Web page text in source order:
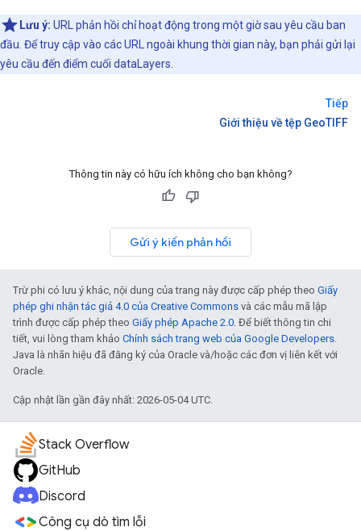
Lưu ý: URL phản hồi chỉ hoạt động trong một giờ sau yêu cầu ban
đầu. Để truy cập vào các URL ngoài khung thời gian này, bạn phải gửi lại
yêu cầu đến điểm cuối dataLayers.
Tiếp
Giới thiệu về tệp GeoTIFF
Thông tin này có hữu ích không cho bạn không?
Gửi ý kiến phản hồi
Trừ phi có lưu ý khác, nội dung của trang này được cấp phép theo Giấy
phép ghi nhận tác giả 4.0 của Creative Commons và các mẫu mã lập
trình được cấp phép theo Giấy phép Apache 2.0. Để biết thông tin chi
tiết, vui lòng tham khảo Chính sách trang web của Google Developers.
Java là nhãn hiệu đã đăng ký của Oracle và/hoặc các đơn vị liên kết với
Oracle.
Cập nhật lần gần đây nhất: 2026-05-04 UTC.
Stack Overflow
GitHub
Discord
Công cụ dò tìm lỗi